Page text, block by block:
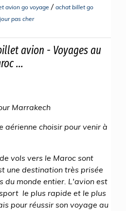
avion go voyage / achat billet go
pas cher
avion - Voyages au
...
Marrakech
aérienne choisir pour venir à
vols vers le Maroc sont
une destination très prisée
du monde entier. L'avion est
le plus rapide et le plus
pour réussir son voyage au